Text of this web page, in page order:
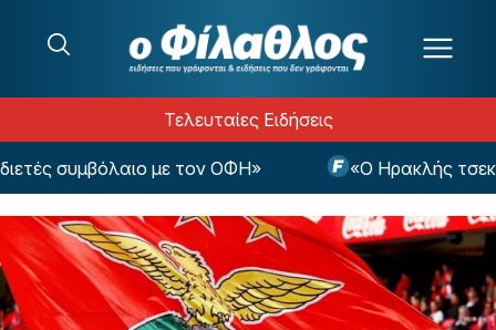
Τελευταίες Ειδήσεις
συμβόλαιο με τον ΟΦΗ» «Ο Ηρακλής